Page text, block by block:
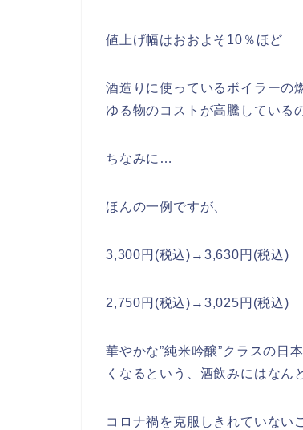
値上げ幅はおおよそ10％ほど
酒造りに使っているボイラーの
ゆる物のコストが高騰している
ちなみに…
ほんの一例ですが、
3,300円(税込)→3,630円(税込)
2,750円(税込)→3,025円(税込)
華やかな”純米吟醸”クラスの日
くなるという、酒飲みにはなん
コロナ禍を克服しきれていない